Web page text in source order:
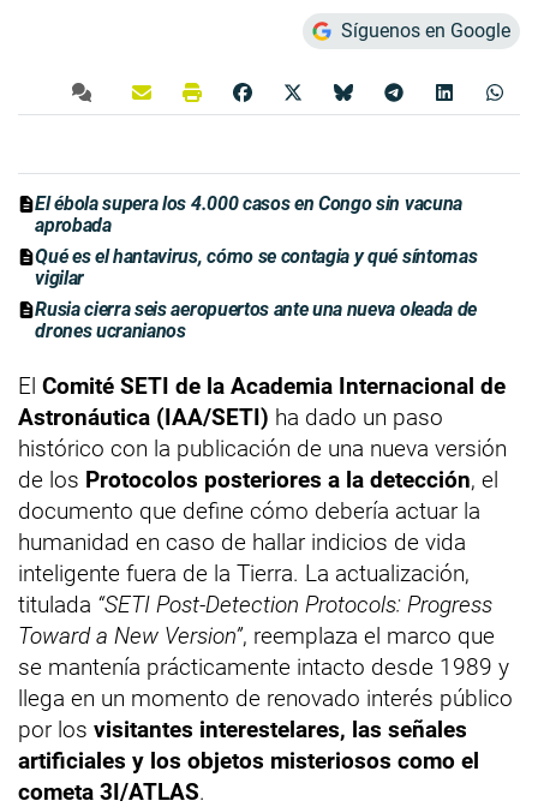
Síguenos en Google
El ébola supera los 4.000 casos en Congo sin vacuna
aprobada
Qué es el hantavirus, cómo se contagia y qué síntomas
vigilar
Rusia cierra seis aeropuertos ante una nueva oleada de
drones ucranianos
El Comité SETI de la Academia Internacional de
Astronáutica (IAA/SETI) ha dado un paso
histórico con la publicación de una nueva versión
de los Protocolos posteriores a la detección, el
documento que define cómo debería actuar la
humanidad en caso de hallar indicios de vida
inteligente fuera de la Tierra. La actualización,
titulada “SETI Post-Detection Protocols: Progress
Toward a New Version”, reemplaza el marco que
se mantenía prácticamente intacto desde 1989 y
llega en un momento de renovado interés público
por los visitantes interestelares, las señales
artificiales y los objetos misteriosos como el
cometa 3I/ATLAS.